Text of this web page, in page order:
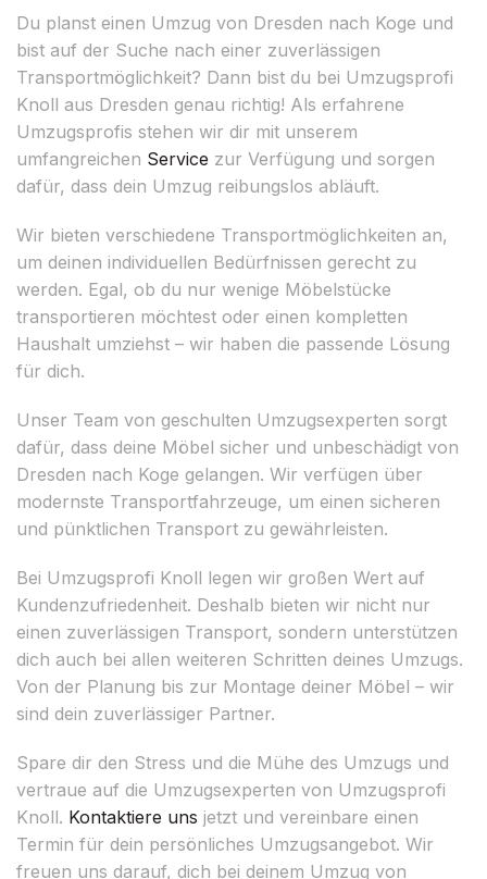
Du planst einen Umzug von Dresden nach Koge und
bist auf der Suche nach einer zuverlässigen
Transportmöglichkeit? Dann bist du bei Umzugsprofi
Knoll aus Dresden genau richtig! Als erfahrene
Umzugsprofis stehen wir dir mit unserem
umfangreichen Service zur Verfügung und sorgen
dafür, dass dein Umzug reibungslos abläuft.
Wir bieten verschiedene Transportmöglichkeiten an,
um deinen individuellen Bedürfnissen gerecht zu
werden. Egal, ob du nur wenige Möbelstücke
transportieren möchtest oder einen kompletten
Haushalt umziehst – wir haben die passende Lösung
für dich.
Unser Team von geschulten Umzugsexperten sorgt
dafür, dass deine Möbel sicher und unbeschädigt von
Dresden nach Koge gelangen. Wir verfügen über
modernste Transportfahrzeuge, um einen sicheren
und pünktlichen Transport zu gewährleisten.
Bei Umzugsprofi Knoll legen wir großen Wert auf
Kundenzufriedenheit. Deshalb bieten wir nicht nur
einen zuverlässigen Transport, sondern unterstützen
dich auch bei allen weiteren Schritten deines Umzugs.
Von der Planung bis zur Montage deiner Möbel – wir
sind dein zuverlässiger Partner.
Spare dir den Stress und die Mühe des Umzugs und
vertraue auf die Umzugsexperten von Umzugsprofi
Knoll. Kontaktiere uns jetzt und vereinbare einen
Termin für dein persönliches Umzugsangebot. Wir
freuen uns darauf, dich bei deinem Umzug von